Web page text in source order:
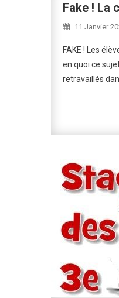
Fake ! La
11 Janvier
FAKE ! Les
en quoi ce
retravaillés